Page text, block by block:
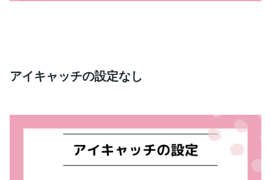
アイキャッチの設定なし